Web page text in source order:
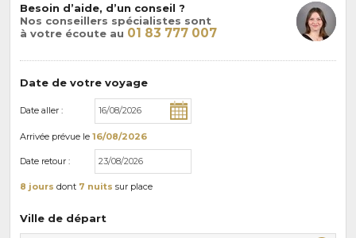
Besoin d’aide, d’un conseil ?
Nos conseillers spécialistes sont
à votre écoute au 01 83 777 007
Date de votre voyage
Date aller :
Arrivée prévue le 16/08/2026
Date retour :
8 jours dont 7 nuits sur place
Ville de départ